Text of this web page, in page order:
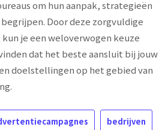
om hun aanpak, strategieën
Door deze zorgvuldige
je een weloverwogen keuze
dat het beste aansluit bij jouw
doelstellingen op het gebied van
bedrijven